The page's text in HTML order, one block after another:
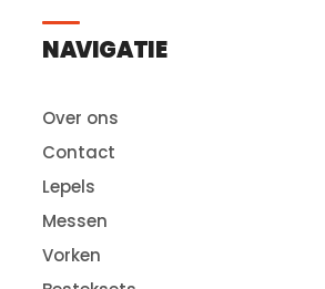
NAVIGATIE
Over ons
Contact
Lepels
Messen
Vorken